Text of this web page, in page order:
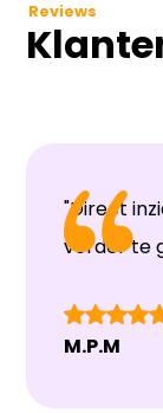
Reviews
"Direct
verder te
M.P.M